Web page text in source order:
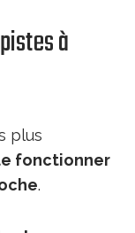
à
plus
fonctionner
.